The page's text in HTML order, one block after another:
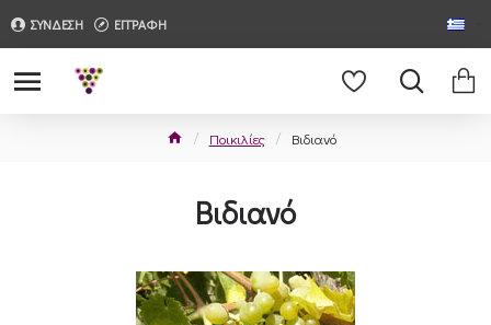
ΣΥΝΔΕΣΗ ΕΓΓΡΑΦΗ
Ποικιλίες Βιδιανό
Βιδιανό